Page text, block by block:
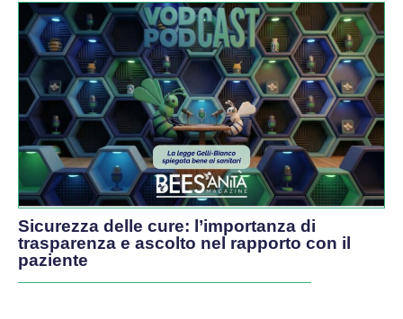
Sicurezza delle cure: l’importanza di
trasparenza e ascolto nel rapporto con il
paziente